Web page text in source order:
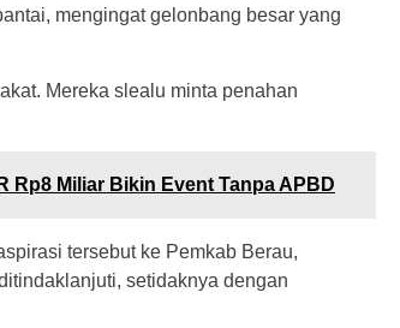
mengingat gelonbang besar yang
Mereka slealu minta penahan
Rp8 Miliar Bikin Event Tanpa APBD
tersebut ke Pemkab Berau,
setidaknya dengan